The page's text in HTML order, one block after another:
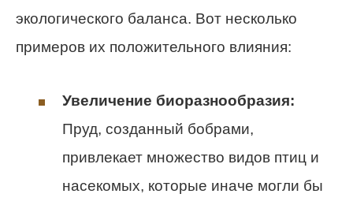
экологического баланса. Вот несколько
примеров их положительного влияния:
Увеличение биоразнообразия:
Пруд, созданный бобрами,
привлекает множество видов птиц и
насекомых, которые иначе могли бы